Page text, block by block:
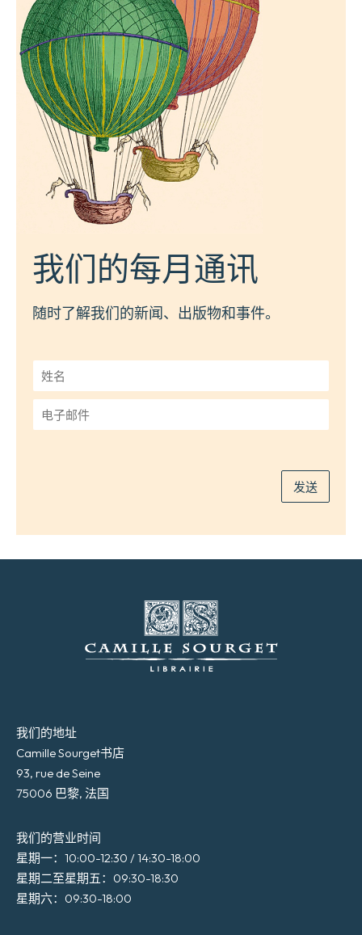
我们的每月通讯
随时了解我们的新闻、出版物和事件。
姓
名
*
子
发送
我们的地址
Camille Sourget书店
93, rue de Seine
75006 巴黎, 法国
我们的营业时间
星期一：10:00-12:30 / 14:30-18:00
星期二至星期五：09:30-18:30
星期六：09:30-18:00